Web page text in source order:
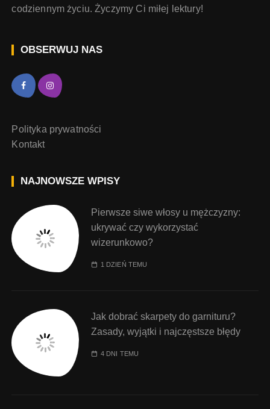
codziennym życiu. Życzymy Ci miłej lektury!
OBSERWUJ NAS
Polityka prywatności
Kontakt
NAJNOWSZE WPISY
Pierwsze siwe włosy u mężczyzny:
ukrywać czy wykorzystać
wizerunkowo?
1 DZIEŃ TEMU
Jak dobrać skarpety do garnituru?
Zasady, wyjątki i najczęstsze błędy
4 DNI TEMU